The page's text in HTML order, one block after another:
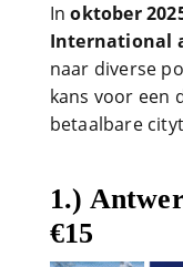
Inoktober
International
naar diverse
kans voor een
betaalbare
1.)
€15